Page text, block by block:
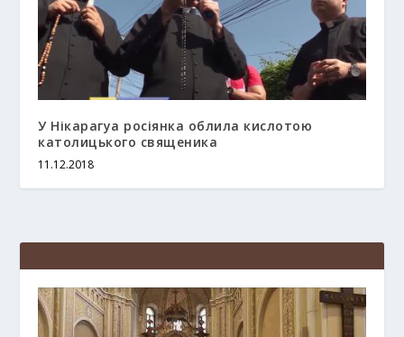
У Нікарагуа росіянка облила кислотою
католицького священика
11.12.2018